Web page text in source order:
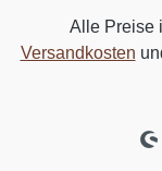
Alle Preise
Versandkosten